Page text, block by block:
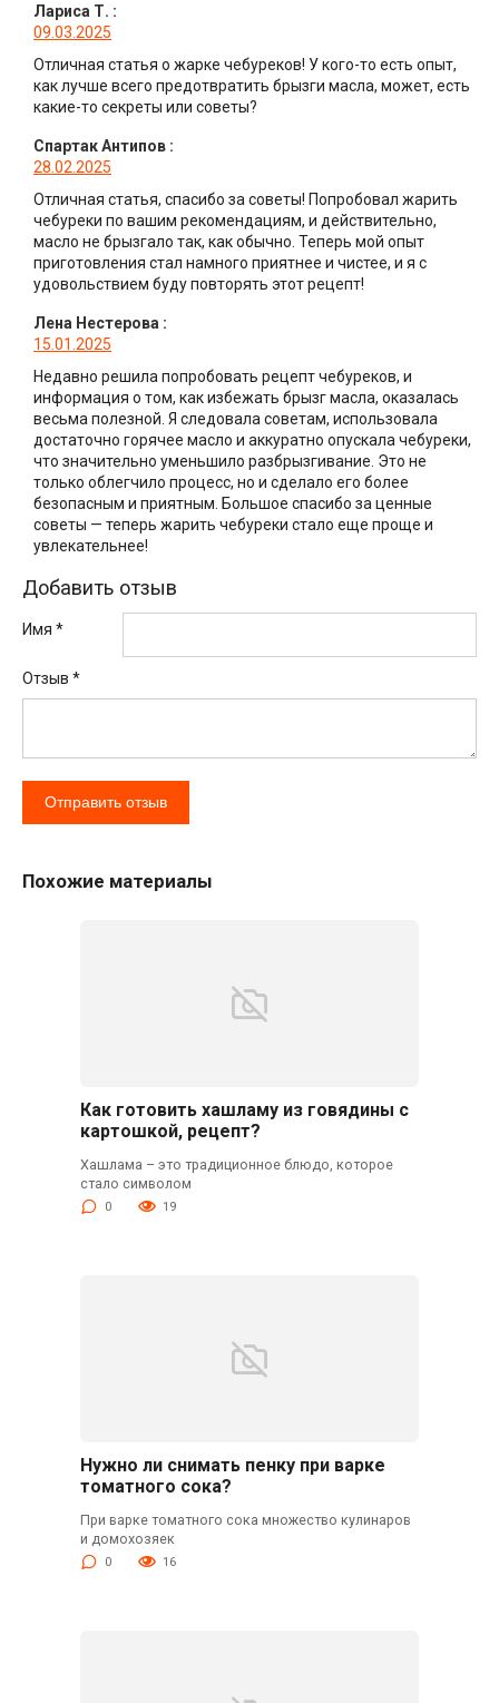
Лариса Т. :
09.03.2025
Отличная статья о жарке чебуреков! У кого-то есть опыт,
как лучше всего предотвратить брызги масла, может, есть
какие-то секреты или советы?
Спартак Антипов :
28.02.2025
Отличная статья, спасибо за советы! Попробовал жарить
чебуреки по вашим рекомендациям, и действительно,
масло не брызгало так, как обычно. Теперь мой опыт
приготовления стал намного приятнее и чистее, и я с
удовольствием буду повторять этот рецепт!
Лена Нестерова :
15.01.2025
Недавно решила попробовать рецепт чебуреков, и
информация о том, как избежать брызг масла, оказалась
весьма полезной. Я следовала советам, использовала
достаточно горячее масло и аккуратно опускала чебуреки,
что значительно уменьшило разбрызгивание. Это не
только облегчило процесс, но и сделало его более
безопасным и приятным. Большое спасибо за ценные
советы — теперь жарить чебуреки стало еще проще и
увлекательнее!
Добавить отзыв
Имя *
Отзыв *
Похожие материалы
Как готовить хашламу из говядины с
картошкой, рецепт?
Хашлама – это традиционное блюдо, которое
стало символом
0 19
Нужно ли снимать пенку при варке
томатного сока?
При варке томатного сока множество кулинаров
и домохозяек
0 16